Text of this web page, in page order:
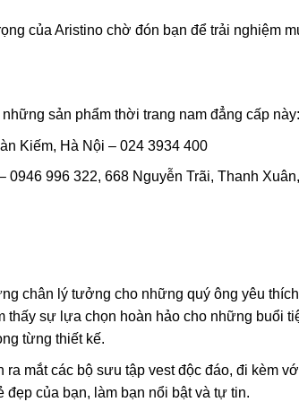
của Aristino chờ đón bạn để trải nghiệm
sản phẩm thời trang nam đẳng cấp này:
Kiếm, Hà Nội – 024 3934 400
996 322, 668 Nguyễn Trãi, Thanh
chân lý tưởng cho những quý ông yêu thích
thấy sự lựa chọn hoàn hảo cho những buổi
từng thiết kế.
mắt các bộ sưu tập vest độc đáo, đi kèm
của bạn, làm bạn nổi bật và tự tin.